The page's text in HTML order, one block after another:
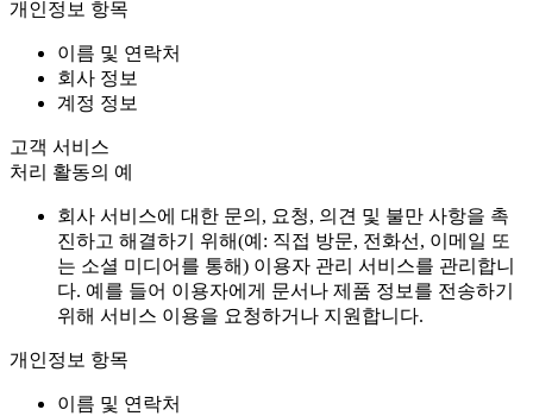
개인정보 항목
이름 및 연락처
회사 정보
계정 정보
고객 서비스
처리 활동의 예
회사 서비스에 대한 문의, 요청, 의견 및 불만 사항을 촉
진하고 해결하기 위해(예: 직접 방문, 전화선, 이메일 또
는 소셜 미디어를 통해) 이용자 관리 서비스를 관리합니
다. 예를 들어 이용자에게 문서나 제품 정보를 전송하기
위해 서비스 이용을 요청하거나 지원합니다.
개인정보 항목
이름 및 연락처